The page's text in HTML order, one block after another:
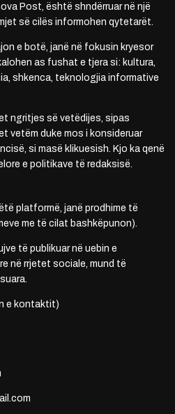
Post, është shndërruar në një
së cilës informohen qytetarët.
e botë, janë në fokusin kryesor
as fushat e tjera si: kultura,
shkenca, teknologjia informative
ngritjes së vetëdijes, sipas
vetëm duke mos i konsideruar
si masë klikuesish. Kjo ka qenë
e politikave të redaksisë.
platformë, janë prodhime të
me të cilat bashkëpunon).
të publikuar në uebin e
në rrjetet sociale, mund të
e kontaktit)